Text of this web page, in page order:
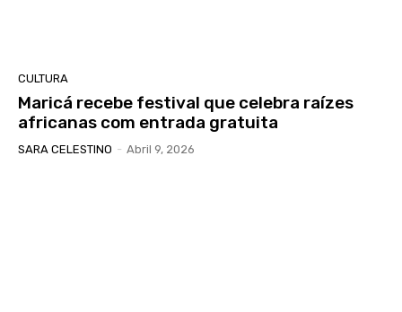
CULTURA
Maricá recebe festival que celebra raízes
africanas com entrada gratuita
SARA CELESTINO - Abril 9, 2026